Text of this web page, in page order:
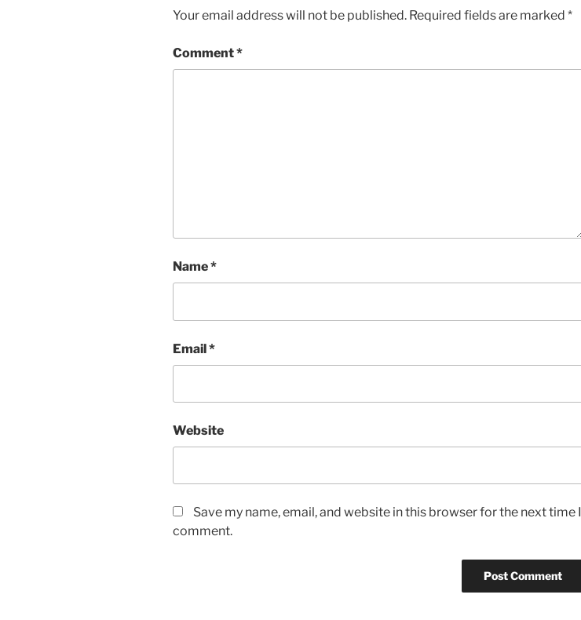
Your email address will not be published. Required fields are marked *
Comment*
Name*
Email*
Website
Save my name, email, and website in this browser for the next time I
comment.